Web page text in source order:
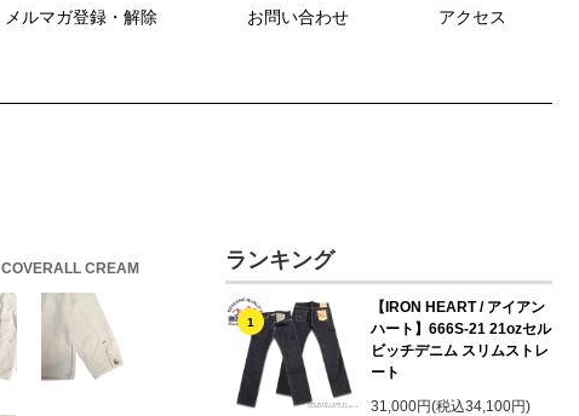
メルマガ登録・解除 お問い合わせ アクセス
ランキング
1
【IRON HEART / アイアン
ハート】666S-21 21ozセル
ビッチデニム スリムストレ
ート
31,000円(税込34,100円)
COVERALL CREAM